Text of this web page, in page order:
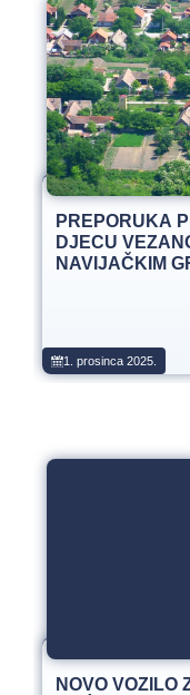
PREPORUKA
DJECU
NAVIJAČKIM
1. prosinca 2025.
NOVO VOZILO